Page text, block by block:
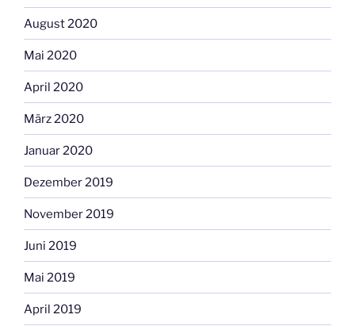
August 2020
Mai 2020
April 2020
März 2020
Januar 2020
Dezember 2019
November 2019
Juni 2019
Mai 2019
April 2019